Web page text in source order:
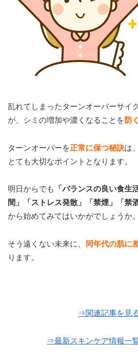
乱れてしまったターンオーバーサイ
が、シミの増加や濃くなることを 防
ターンオーバーを正常に保つ秘訣は
とても大切なポイントとなります。
明日からでも
「バランスの良い食生
間」「ストレス発散」「禁煙」「禁酒
から始めてみてはいかがでしょうか。
そう遠くない未来に、 同年代の肌に
ります。
⇒関連記事を見
⇒最新スキンケア情報一